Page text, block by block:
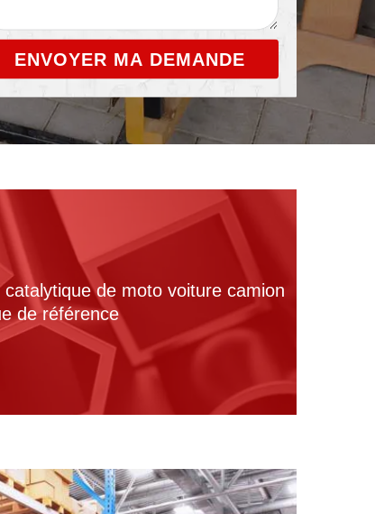
de moto voiture camion
de référence